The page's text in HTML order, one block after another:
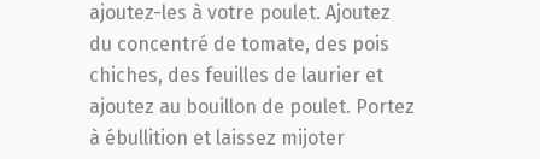
ajoutez-les à votre poulet. Ajoutez
du concentré de tomate, des pois
chiches, des feuilles de laurier et
ajoutez au bouillon de poulet. Portez
à ébullition et laissez mijoter